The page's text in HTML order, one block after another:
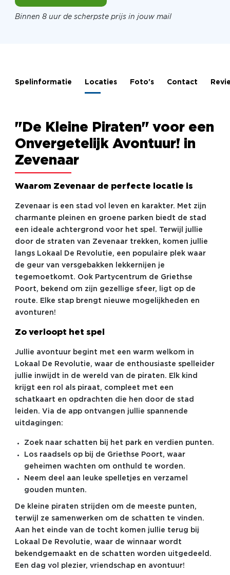
Binnen 8 uur de scherpste prijs in jouw mail
Spelinformatie Locaties Foto's Contact
"De Kleine Piraten" voor een
Onvergetelijk Avontuur! in
Zevenaar
Waarom Zevenaar de perfecte locatie is
Zevenaar is een stad vol leven en karakter. Met zijn
charmante pleinen en groene parken biedt de stad
een ideale achtergrond voor het spel. Terwijl jullie
door de straten van Zevenaar trekken, komen jullie
langs Lokaal De Revolutie, een populaire plek waar
de geur van versgebakken lekkernijen je
tegemoetkomt. Ook Partycentrum de Griethse
Poort, bekend om zijn gezellige sfeer, ligt op de
route. Elke stap brengt nieuwe mogelijkheden en
avonturen!
Zo verloopt het spel
Jullie avontuur begint met een warm welkom in
Lokaal De Revolutie, waar de enthousiaste spelleider
jullie inwijdt in de wereld van de piraten. Elk kind
krijgt een rol als piraat, compleet met een
schatkaart en opdrachten die hen door de stad
leiden. Via de app ontvangen jullie spannende
uitdagingen:
Zoek naar schatten bij het park en verdien punten.
Los raadsels op bij de Griethse Poort, waar
geheimen wachten om onthuld te worden.
Neem deel aan leuke spelletjes en verzamel
gouden munten.
De kleine piraten strijden om de meeste punten,
terwijl ze samenwerken om de schatten te vinden.
Aan het einde van de tocht komen jullie terug bij
Lokaal De Revolutie, waar de winnaar wordt
bekendgemaakt en de schatten worden uitgedeeld.
Een dag vol plezier, vriendschap en avontuur!